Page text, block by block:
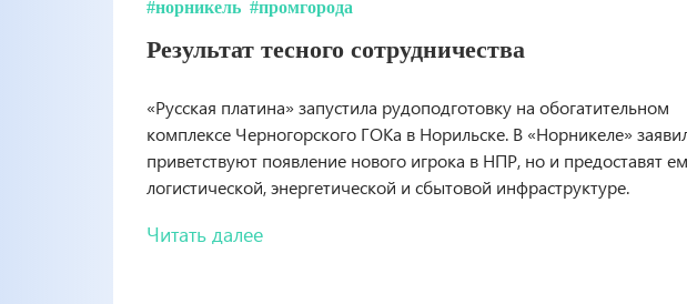
#норникель #промгорода
Результат тесного сотрудничества
«Русская платина» запустила рудоподготовку на обогатительном
комплексе Черногорского ГОКа в Норильске. В «Норникеле»
приветствуют появление нового игрока в НПР, но и предоставят
логистической, энергетической и сбытовой инфраструктуре.
Читать далее